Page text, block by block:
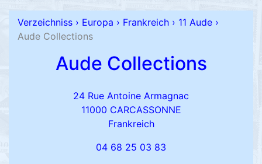
Verzeichniss › Europa › Frankreich › 11 Aude ›
Aude Collections
Aude Collections
24 Rue Antoine Armagnac
11000 CARCASSONNE
Frankreich
04 68 25 03 83